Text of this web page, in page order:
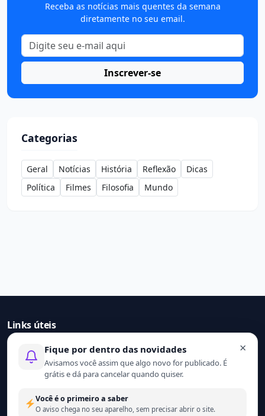
Receba as notícias mais quentes da semana
diretamente no seu email.
Inscrever-se
Categorias
Geral Notícias História Reflexão
Dicas
Política
Filmes Filosofia Mundo
Links úteis
Início
Contato
Sobre nós
Termo de uso
Política de privacidade
×
Fique por dentro das novidades
Avisamos você assim que algo novo for publicado. É
grátis e dá para cancelar quando quiser.
Você é o primeiro a saber
O aviso chega no seu aparelho, sem precisar abrir o site.